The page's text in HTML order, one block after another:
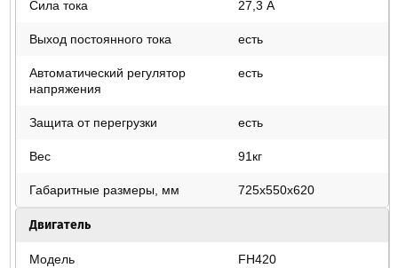
Сила тока 27,3 А
Выход постоянного тока есть
Автоматический регулятор
напряжения
есть
Защита от перегрузки есть
Вес 91кг
Габаритные размеры, мм 725х550х620
Двигатель
Модель FH420